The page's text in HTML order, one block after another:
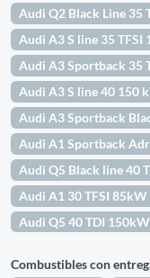
Audi Q2 Black Line 35
Audi A3 S line 35
Audi A3 Sportback 35
Audi A3 S line 40 150
Audi A3 Sportback
Audi A1 Sportback
Audi Q5 Black line 40
Audi A1 30 TFSI
Audi Q5 40 TDI
Combustibles con